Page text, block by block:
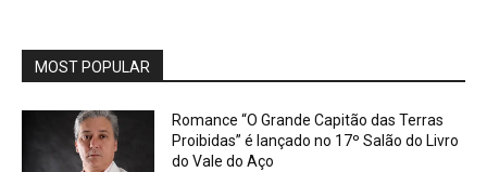
MOST POPULAR
Romance “O Grande Capitão das Terras
Proibidas” é lançado no 17º Salão do Livro
do Vale do Aço